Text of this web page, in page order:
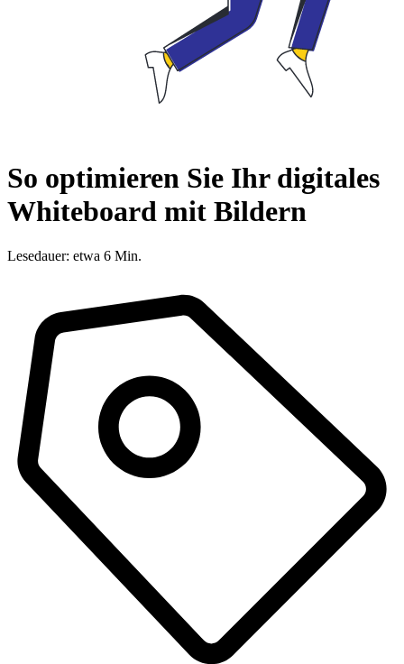
So optimieren Sie Ihr digitales
Whiteboard mit Bildern
Lesedauer: etwa 6 Min.